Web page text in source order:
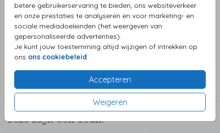
betere gebruikerservaring te bieden, ons websiteverkeer
en onze prestaties te analyseren en voor marketing- en
sociale mediadoeleinden (het weergeven van
gepersonaliseerde advertenties).
Je kunt jouw toestemming altijd wijzigen of intrekken op
ons ons cookiebeleid
Accepteren
Weigeren
Omschrijving
Stoer en prachtige kleur geboortekaartje van meisje in
bakfiets, grote broer fiets, zusje zit achterop. Vlinders
fladderen rond. Teksten zijn naar wens aanpasbaar.
Collectie
Meisjeskaart
Deze zijn ook leuk!